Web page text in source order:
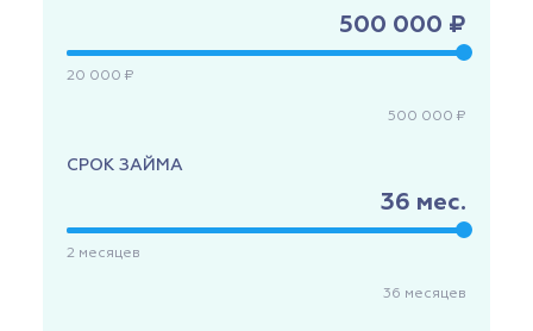
500 000 ₽
20 000 ₽
500 000 ₽
СРОК ЗАЙМА
36 мес.
2 месяцев
36 месяцев